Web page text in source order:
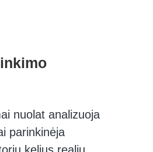
nuolat analizuoja
parinkinėja